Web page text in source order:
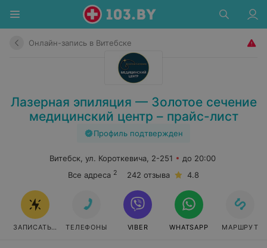
Онлайн-запись в Витебске
Лазерная эпиляция — Золотое сечение
медицинский центр – прайс-лист
Профиль подтвержден
Витебск, ул. Короткевича, 2-251
до 20:00
Все адреса 2 242 отзыва 4.8
ЗАПИСАТЬСЯ ОНЛАЙН
ТЕЛЕФОНЫ VIBER WHATSAPP МАРШРУТ